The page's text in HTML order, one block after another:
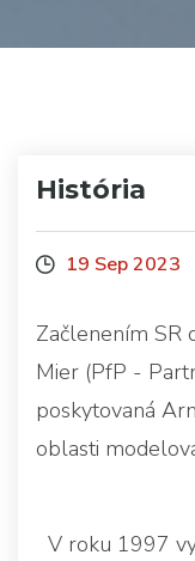
História
19 Sep 2023
Začlenením SR
Mier (PfP -
poskytovaná
oblasti
V roku 1997